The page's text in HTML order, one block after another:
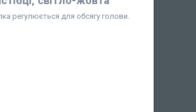
регулюється для обсягу голови.